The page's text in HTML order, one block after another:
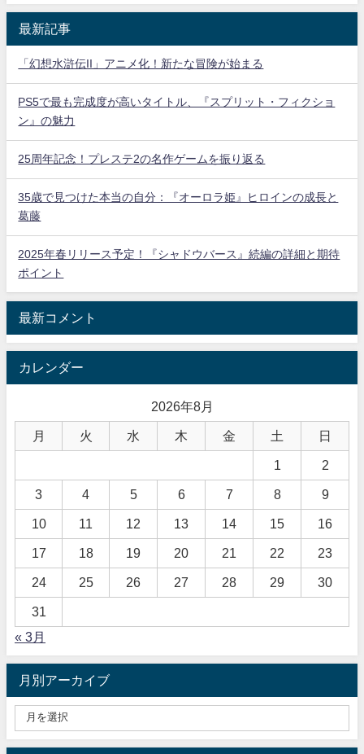
最新記事
「幻想水滸伝II」アニメ化！新たな冒険が始まる
PS5で最も完成度が高いタイトル、『スプリット・フィクショ
ン』の魅力
25周年記念！プレステ2の名作ゲームを振り返る
35歳で見つけた本当の自分：『オーロラ姫』ヒロインの成長と
葛藤
2025年春リリース予定！『シャドウバース』続編の詳細と期待
ポイント
最新コメント
カレンダー
2026年8月
月 火 水 木 金 土 日
1 2
3 4 5 6 7 8 9
10 11 12 13 14 15 16
17 18 19 20 21 22 23
24 25 26 27 28 29 30
31
« 3月
月別アーカイブ